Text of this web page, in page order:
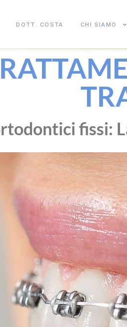
DOTT. COSTA CHI SIAMO
fissi: